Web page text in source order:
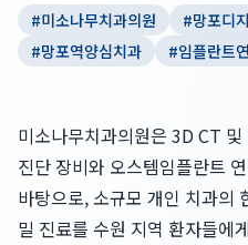
#미소나무치과의원 #망포디
#망포역양심치과 #임플란트
미소나무치과의원은 3D CT
진단 장비와 오스템임플란트
바탕으로, 소규모 개인 치과의
밀 진료를 수원 지역 환자들에